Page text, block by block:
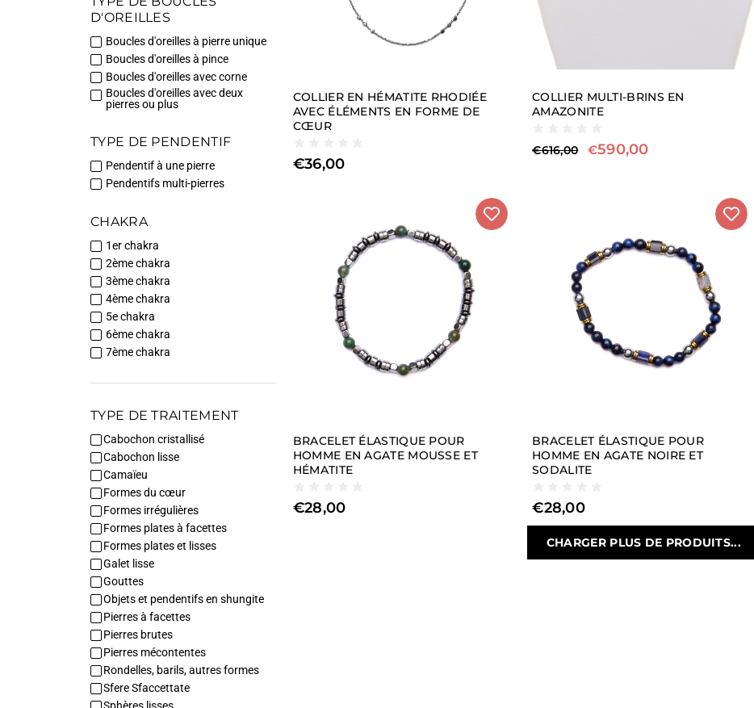
D'OREILLES
Boucles d'oreilles à pierre unique
Boucles d'oreilles à pince
Boucles d'oreilles avec corne
Boucles d'oreilles avec deux
pierres ou plus
TYPE DE PENDENTIF
Pendentif à une pierre
Pendentifs multi-pierres
CHAKRA
1er chakra
2ème chakra
3ème chakra
4ème chakra
5e chakra
6ème chakra
7ème chakra
TYPE DE TRAITEMENT
Cabochon cristallisé
Cabochon lisse
Camaïeu
Formes du cœur
Formes irrégulières
Formes plates à facettes
Formes plates et lisses
Galet lisse
Gouttes
Objets et pendentifs en shungite
Pierres à facettes
Pierres brutes
Pierres mécontentes
Rondelles, barils, autres formes
Sfere Sfaccettate
Sphères lisses
COLLIER EN HÉMATITE RHODIÉE
AVEC ÉLÉMENTS EN FORME DE
CŒUR
€36,00
COLLIER MULTI-BRINS EN
AMAZONITE
€616,00 €590,00
BRACELET ÉLASTIQUE POUR
HOMME EN AGATE MOUSSE ET
HÉMATITE
€28,00
BRACELET ÉLASTIQUE POUR
HOMME EN AGATE NOIRE ET
SODALITE
€28,00
CHARGER PLUS DE PRODUITS...